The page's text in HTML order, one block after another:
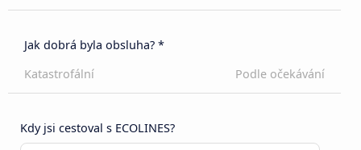
Jak dobrá byla obsluha? *
Katastrofální
Podle očekávání
Kdy jsi cestoval s ECOLINES?